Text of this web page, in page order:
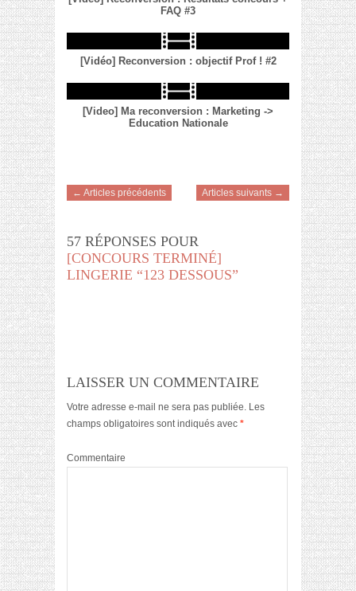
FAQ #3
[Vidéo] Reconversion : objectif Prof ! #2
[Video] Ma reconversion : Marketing ->
Education Nationale
← Articles précédents Articles suivants →
57 RÉPONSES POUR
[CONCOURS TERMINÉ]
LINGERIE “123 DESSOUS”
LAISSER UN COMMENTAIRE
Votre adresse e-mail ne sera pas publiée. Les
champs obligatoires sont indiqués avec *
Commentaire